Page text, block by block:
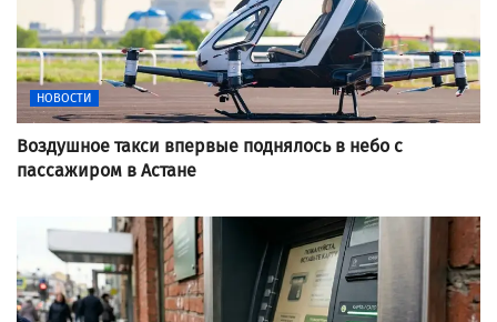
НОВОСТИ
Воздушное такси впервые поднялось в небо с
пассажиром в Астане